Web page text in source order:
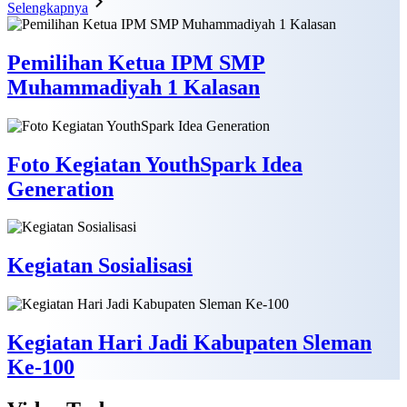
Selengkapnya
Pemilihan Ketua IPM SMP
Muhammadiyah 1 Kalasan
Foto Kegiatan YouthSpark Idea
Generation
Kegiatan Sosialisasi
Kegiatan Hari Jadi Kabupaten Sleman
Ke-100